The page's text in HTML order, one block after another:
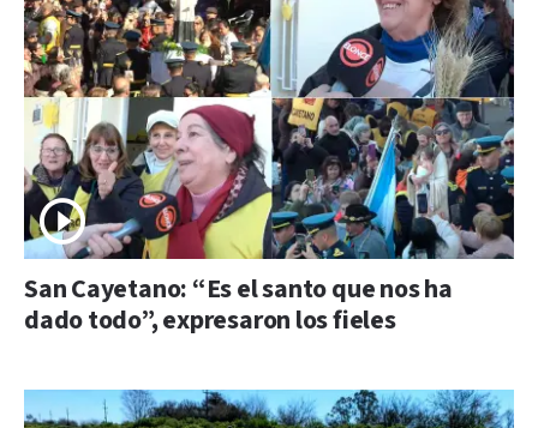
San Cayetano: “Es el santo que nos ha
dado todo”, expresaron los fieles